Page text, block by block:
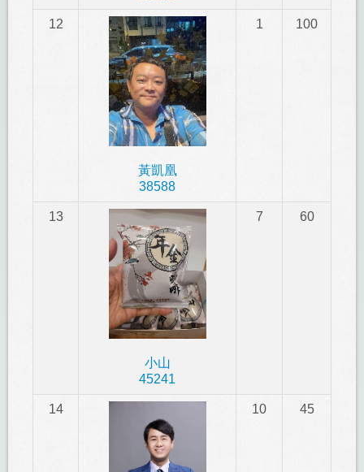
12
黃凱凰
38588
1 100
13
小山
45241
7 60
14 10 45